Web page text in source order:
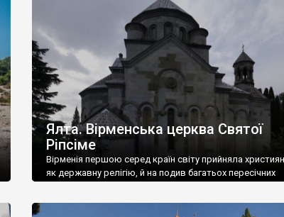
називаються «повстяками» (postaki)…” “Вино. Крим
виробляє відмінне вино і його вдосталь: воно все
легке біле і дуже […]
Ялта. Вірменська церква Святої
Ріпсіме
Вірменія першою серед країн світу прийняла
як державну релігію, й на подив багатьох пересічних